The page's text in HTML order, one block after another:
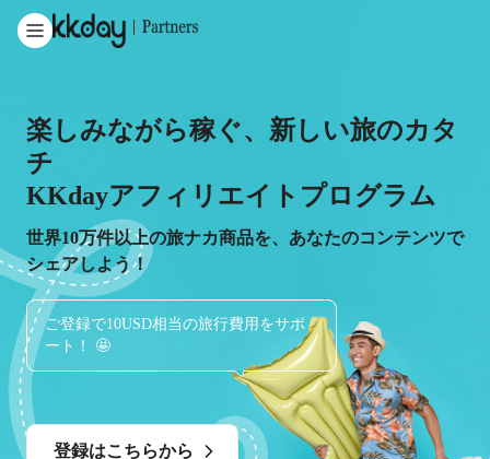
楽しみながら稼ぐ、新しい旅のカタ
チ
KKdayアフィリエイトプログラム
世界10万件以上の旅ナカ商品を、あなたのコンテンツで
シェアしよう！
ご登録で10USD相当の旅行費用をサポ
ート！ 🤩
登録はこちらから